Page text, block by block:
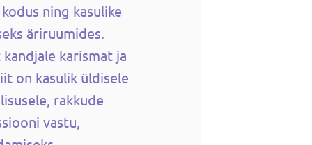
ning kasulike
äriruumides.
karismat ja
on kasulik üldisele
rakkude
vastu,